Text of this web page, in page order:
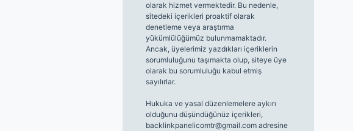
olarak hizmet vermektedir. Bu nedenle,
sitedeki içerikleri proaktif olarak
denetleme veya araştırma
yükümlülüğümüz bulunmamaktadır.
Ancak, üyelerimiz yazdıkları içeriklerin
sorumluluğunu taşımakta olup, siteye üye
olarak bu sorumluluğu kabul etmiş
sayılırlar.
Hukuka ve yasal düzenlemelere aykırı
olduğunu düşündüğünüz içerikleri,
backlinkpanelicomtr@gmail.comadresine